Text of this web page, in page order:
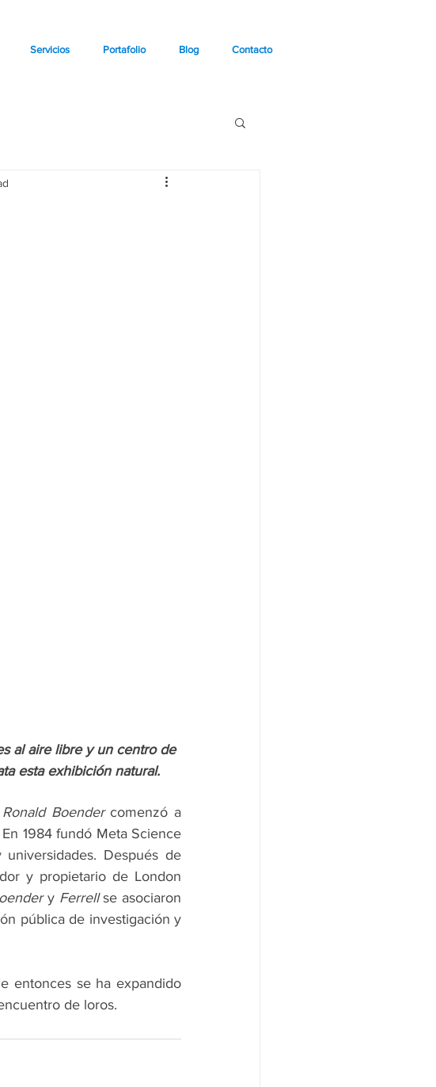
Servicios Portafolio Blog Contacto
al aire libre y un centro de
esta exhibición natural.
Ronald Boender comenzó a
1984 fundó Meta Science
Después de
y propietario de London
y Ferrell se asociaron
pública de investigación y
entonces se ha expandido
de loros.